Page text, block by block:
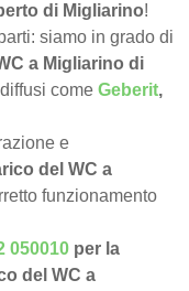
di Migliarino!
siamo in grado di
a Migliarino di
comeGeberit,
e
del WC a
funzionamento
050010 per la
del WC a